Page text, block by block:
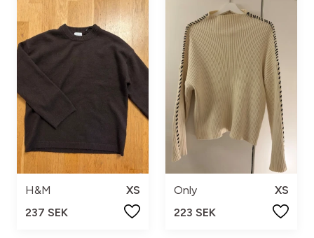
H&M
XS
237 SEK
Only
XS
223 SEK